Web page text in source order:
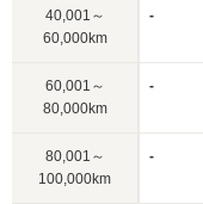
40,001～
60,000km
-
60,001～
80,000km
-
80,001～
100,000km
-